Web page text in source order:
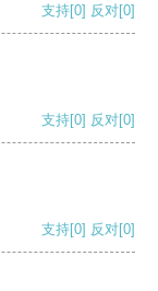
支持[0] 反对[0]
支持[0] 反对[0]
支持[0] 反对[0]